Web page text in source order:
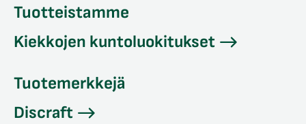
Tuotteistamme
Kiekkojen kuntoluokitukset
Tuotemerkkejä
Discraft